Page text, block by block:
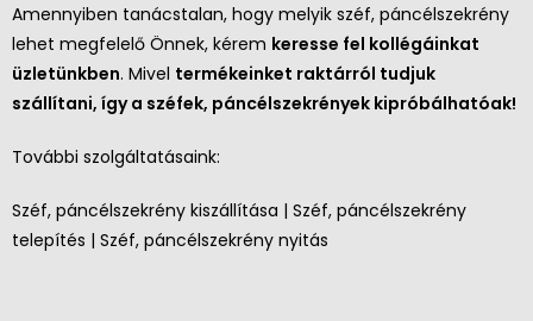
Amennyiben tanácstalan, hogy melyik széf, páncélszekrény
lehet megfelelő Önnek, kérem keresse fel kollégáinkat
üzletünkben. Mivel termékeinket raktárról tudjuk
szállítani, így a széfek, páncélszekrények kipróbálhatóak!
További szolgáltatásaink:
Széf, páncélszekrény kiszállítása | Széf, páncélszekrény
telepítés | Széf, páncélszekrény nyitás